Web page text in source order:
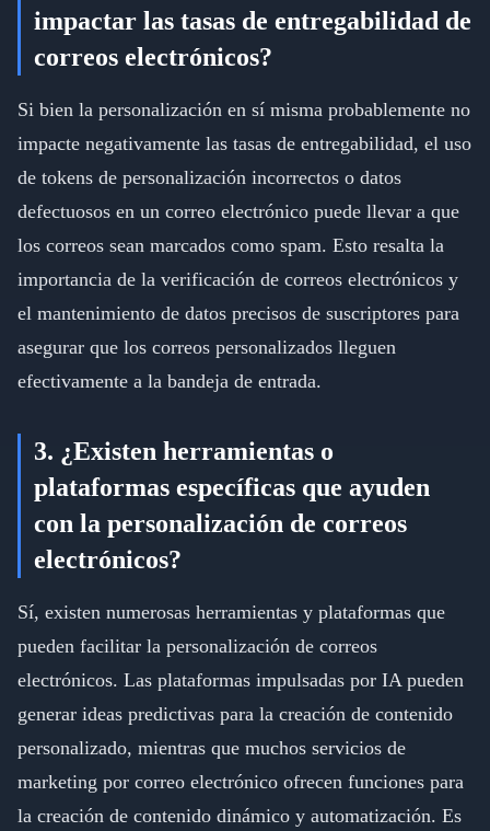
impactar las tasas de entregabilidad de
correos electrónicos?
Si bien la personalización en sí misma probablemente no
impacte negativamente las tasas de entregabilidad, el uso
de tokens de personalización incorrectos o datos
defectuosos en un correo electrónico puede llevar a que
los correos sean marcados como spam. Esto resalta la
importancia de la verificación de correos electrónicos y
el mantenimiento de datos precisos de suscriptores para
asegurar que los correos personalizados lleguen
efectivamente a la bandeja de entrada.
3. ¿Existen herramientas o
plataformas específicas que ayuden
con la personalización de correos
electrónicos?
Sí, existen numerosas herramientas y plataformas que
pueden facilitar la personalización de correos
electrónicos. Las plataformas impulsadas por IA pueden
generar ideas predictivas para la creación de contenido
personalizado, mientras que muchos servicios de
marketing por correo electrónico ofrecen funciones para
la creación de contenido dinámico y automatización. Es